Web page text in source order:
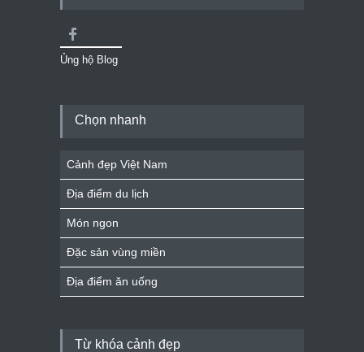
Ủng hộ Blog
Chọn nhanh
Cảnh đẹp Việt Nam
Địa điểm du lịch
Món ngon
Đặc sản vùng miền
Địa điểm ăn uống
Từ khóa cảnh đẹp